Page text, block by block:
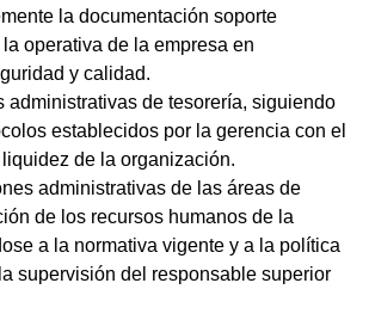
la documentación soporte
operativa de la empresa en
y calidad.
administrativas de tesorería, siguiendo
establecidos por la gerencia con el
de la organización.
administrativas de las áreas de
de los recursos humanos de la
a la normativa vigente y a la política
supervisión del responsable superior